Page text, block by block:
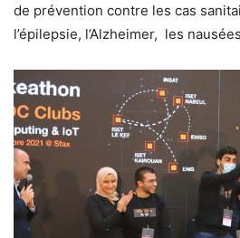
de prévention contre les cas
l’épilepsie, l’Alzheimer, les